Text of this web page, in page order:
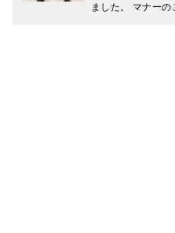
ました。 マナーの